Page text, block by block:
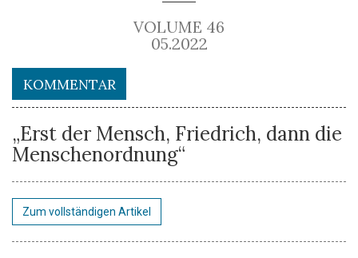
VOLUME 46
05.2022
KOMMENTAR
„Erst der Mensch, Friedrich, dann die
Menschenordnung“
Zum vollständigen Artikel